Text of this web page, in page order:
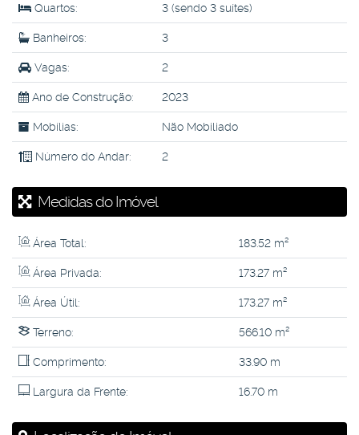
Quartos: 3 (sendo 3 suítes)
Banheiros: 3
Vagas: 2
Ano de Construção: 2023
Mobílias: Não Mobiliado
Número do Andar: 2
Medidas do Imóvel
Área Total: 183.52 m²
Área Privada: 173.27 m²
Área Útil: 173.27 m²
Terreno: 566.10 m²
Comprimento: 33.90 m
Largura da Frente: 16.70 m